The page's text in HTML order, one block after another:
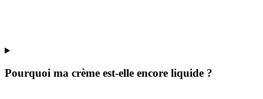
Pourquoi ma crème est-elle encore liquide ?